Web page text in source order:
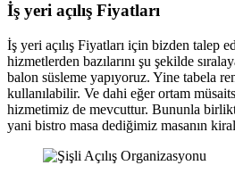
İş yeri açılış Fiyatları
İş yeri açılış Fiyatları için bizden talep
hizmetlerden bazılarını şu şekilde
balon süsleme yapıyoruz. Yine tabela
kullanılabilir. Ve dahi eğer ortam
hizmetimiz de mevcuttur. Bununla
yani bistro masa dediğimiz masanın